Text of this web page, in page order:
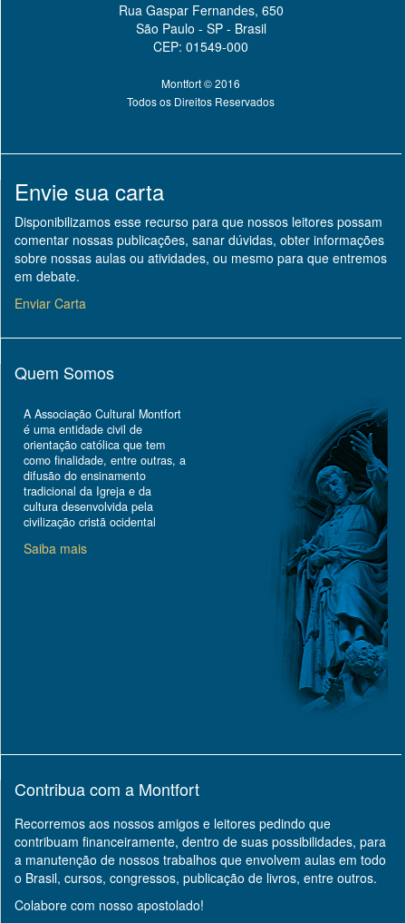
Rua Gaspar Fernandes, 650
São Paulo - SP - Brasil
CEP: 01549-000
Montfort © 2016
Todos os Direitos Reservados
Envie sua carta
Disponibilizamos esse recurso para que nossos leitores possam
comentar nossas publicações, sanar dúvidas, obter informações
sobre nossas aulas ou atividades, ou mesmo para que entremos
em debate.
Enviar Carta
Quem Somos
A Associação Cultural Montfort
é uma entidade civil de
orientação católica que tem
como finalidade, entre outras, a
difusão do ensinamento
tradicional da Igreja e da
cultura desenvolvida pela
civilização cristã ocidental
Saiba mais
Contribua com a Montfort
Recorremos aos nossos amigos e leitores pedindo que
contribuam financeiramente, dentro de suas possibilidades, para
a manutenção de nossos trabalhos que envolvem aulas em todo
o Brasil, cursos, congressos, publicação de livros, entre outros.
Colabore com nosso apostolado!